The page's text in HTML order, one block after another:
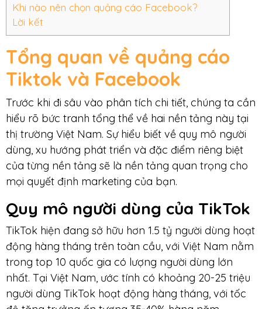
Khi nào nên chọn quảng cáo Facebook?
Lời kết
Tổng quan về quảng cáo
Tiktok và Facebook
Trước khi đi sâu vào phân tích chi tiết, chúng ta cần
hiểu rõ bức tranh tổng thể về hai nền tảng này tại
thị trường Việt Nam. Sự hiểu biết về quy mô người
dùng, xu hướng phát triển và đặc điểm riêng biệt
của từng nền tảng sẽ là nền tảng quan trọng cho
mọi quyết định marketing của bạn.
Quy mô người dùng của TikTok
TikTok hiện đang sở hữu hơn 1.5 tỷ người dùng hoạt
động hàng tháng trên toàn cầu, với Việt Nam nằm
trong top 10 quốc gia có lượng người dùng lớn
nhất. Tại Việt Nam, ước tính có khoảng 20-25 triệu
người dùng TikTok hoạt động hàng tháng, với tốc